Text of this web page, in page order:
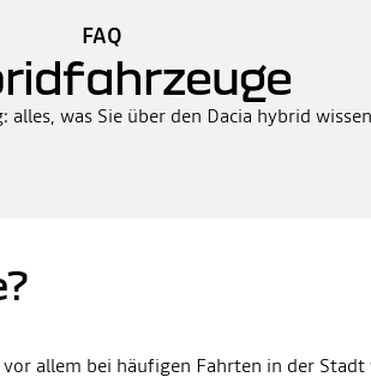
FAQ
was Sie über den Dacia hybrid
allem bei häufigen Fahrten in der